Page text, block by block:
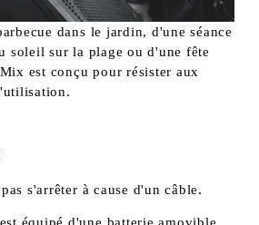
dans le jardin, d'une séance
soleil sur la plage ou d'une fête
est conçu pour résister aux
s'arrêter à cause d'un câble.